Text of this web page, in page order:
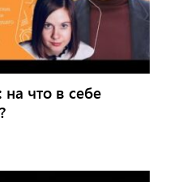
что в себе